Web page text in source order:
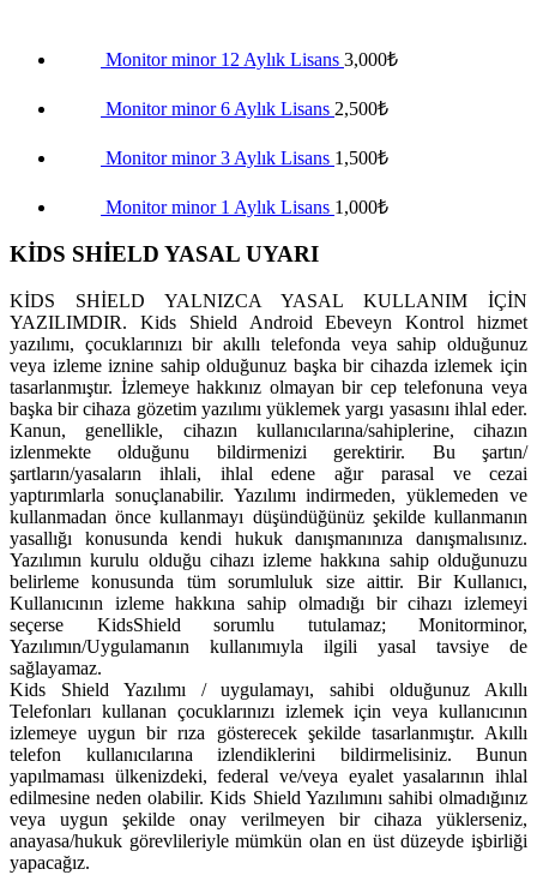
Monitor minor 12 Aylık Lisans 3,000₺
Monitor minor 6 Aylık Lisans 2,500₺
Monitor minor 3 Aylık Lisans 1,500₺
Monitor minor 1 Aylık Lisans 1,000₺
KİDS SHİELD YASAL UYARI
KİDS SHİELD YALNIZCA YASAL KULLANIM İÇİN
YAZILIMDIR. Kids Shield Android Ebeveyn Kontrol hizmet
yazılımı, çocuklarınızı bir akıllı telefonda veya sahip olduğunuz
veya izleme iznine sahip olduğunuz başka bir cihazda izlemek için
tasarlanmıştır. İzlemeye hakkınız olmayan bir cep telefonuna veya
başka bir cihaza gözetim yazılımı yüklemek yargı yasasını ihlal eder.
Kanun, genellikle, cihazın kullanıcılarına/sahiplerine, cihazın
izlenmekte olduğunu bildirmenizi gerektirir. Bu şartın/
şartların/yasaların ihlali, ihlal edene ağır parasal ve cezai
yaptırımlarla sonuçlanabilir. Yazılımı indirmeden, yüklemeden ve
kullanmadan önce kullanmayı düşündüğünüz şekilde kullanmanın
yasallığı konusunda kendi hukuk danışmanınıza danışmalısınız.
Yazılımın kurulu olduğu cihazı izleme hakkına sahip olduğunuzu
belirleme konusunda tüm sorumluluk size aittir. Bir Kullanıcı,
Kullanıcının izleme hakkına sahip olmadığı bir cihazı izlemeyi
seçerse KidsShield sorumlu tutulamaz; Monitorminor,
Yazılımın/Uygulamanın kullanımıyla ilgili yasal tavsiye de
sağlayamaz.
Kids Shield Yazılımı / uygulamayı, sahibi olduğunuz Akıllı
Telefonları kullanan çocuklarınızı izlemek için veya kullanıcının
izlemeye uygun bir rıza gösterecek şekilde tasarlanmıştır. Akıllı
telefon kullanıcılarına izlendiklerini bildirmelisiniz. Bunun
yapılmaması ülkenizdeki, federal ve/veya eyalet yasalarının ihlal
edilmesine neden olabilir. Kids Shield Yazılımını sahibi olmadığınız
veya uygun şekilde onay verilmeyen bir cihaza yüklerseniz,
anayasa/hukuk görevlileriyle mümkün olan en üst düzeyde işbirliği
yapacağız.